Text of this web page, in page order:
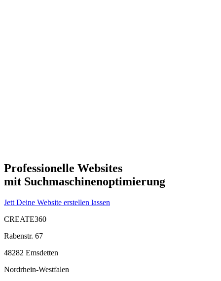
Professionelle Websites
mit Suchmaschinen­optimierung
Jett Deine Website erstellen lassen
CREATE360
Rabenstr. 67
48282 Emsdetten
Nordrhein-Westfalen